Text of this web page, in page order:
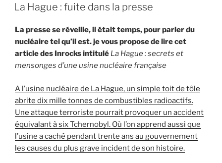
LE
La Hague : fuite dans la presse
La presse se réveille, il était temps, pour parler du
nucléaire tel qu’il est. je vous propose de lire cet
article des Inrocks intitulé La Hague : secrets et
mensonges d’une usine nucléaire française
A l’usine nucléaire de La Hague, un simple toit de tôle
abrite dix mille tonnes de combustibles radioactifs.
Une attaque terroriste pourrait provoquer un accident
équivalant à six Tchernobyl. Où l’on apprend aussi que
l’usine a caché pendant trente ans au gouvernement
les causes du plus grave incident de son histoire.